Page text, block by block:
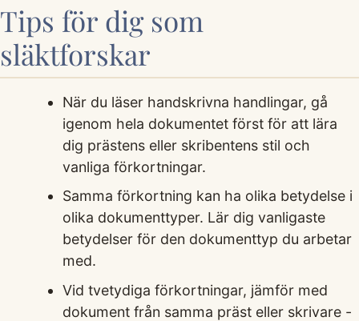
Tips för dig som
släktforskar
När du läser handskrivna handlingar, gå
igenom hela dokumentet först för att lära
dig prästens eller skribentens stil och
vanliga förkortningar.
Samma förkortning kan ha olika betydelse i
olika dokumenttyper. Lär dig vanligaste
betydelser för den dokumenttyp du arbetar
med.
Vid tvetydiga förkortningar, jämför med
dokument från samma präst eller skrivare -